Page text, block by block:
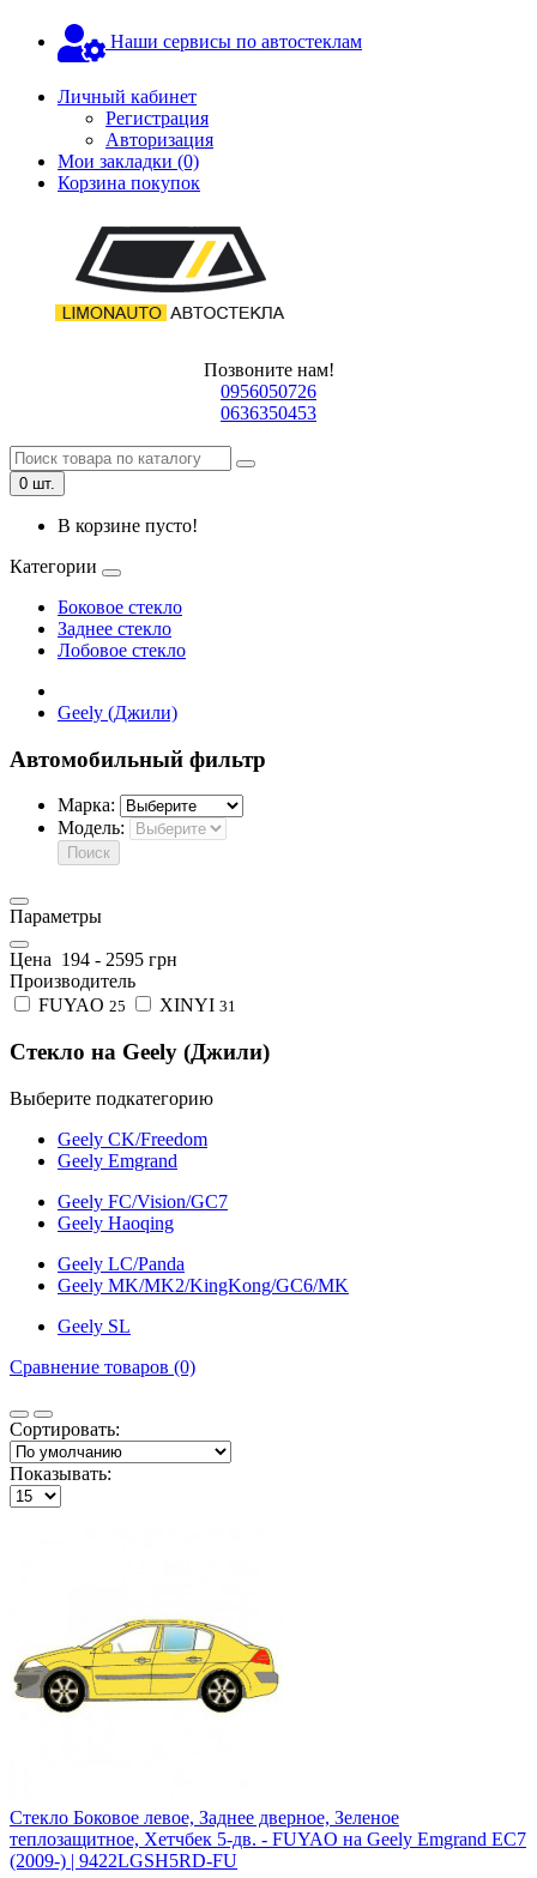
Наши сервисы по автостеклам
Личный кабинет
Регистрация
Авторизация
Мои закладки (0)
Корзина покупок
Позвоните нам!
0956050726
0636350453
0 шт.
В корзине пусто!
Категории
Боковое стекло
Заднее стекло
Лобовое стекло
Geely (Джили)
Автомобильный фильтр
Марка:
Модель:
Поиск
Параметры
Цена 194 - 2595 грн
Производитель
FUYAO 25 XINYI 31
Стекло на Geely (Джили)
Выберите подкатегорию
Geely CK/Freedom
Geely Emgrand
Geely FC/Vision/GC7
Geely Haoqing
Geely LC/Panda
Geely MK/MK2/KingKong/GC6/MK
Geely SL
Сравнение товаров (0)
Сортировать:
Показывать:
Стекло Боковое левое, Заднее дверное, Зеленое
теплозащитное, Хетчбек 5-дв. - FUYAO на Geely Emgrand EC7
(2009-) | 9422LGSH5RD-FU